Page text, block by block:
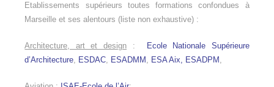
Etablissements supérieurs toutes formations confondues à
Marseille et ses alentours (liste non exhaustive) :
Architecture, art et design:
Ecole Nationale Supérieure
d’Architecture, ESDAC, ESADMM , ESA Aix, ESADPM ,